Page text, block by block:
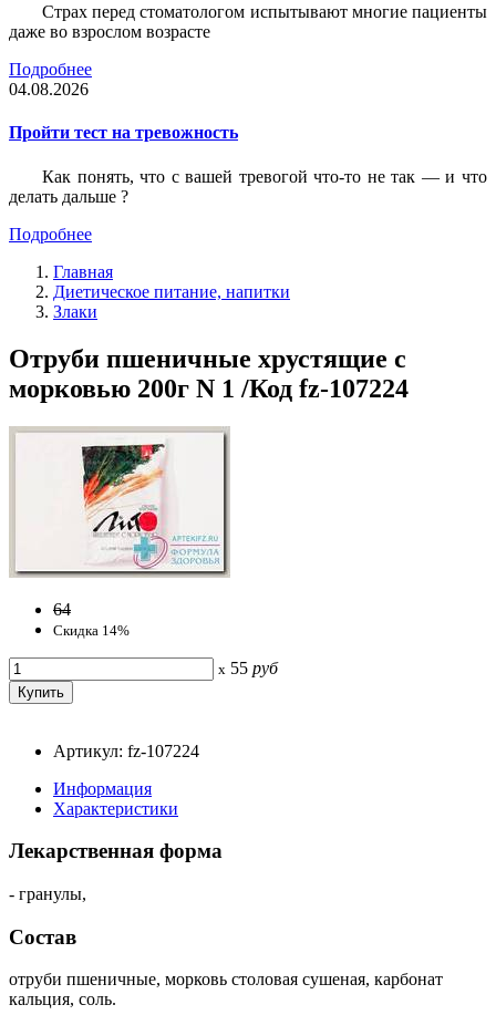
Страх перед стоматологом испытывают многие пациенты
даже во взрослом возрасте
Подробнее
04.08.2026
Пройти тест на тревожность
Как понять, что с вашей тревогой что-то не так — и что
делать дальше ?
Подробнее
Главная
Диетическое питание, напитки
Злаки
Отруби пшеничные хрустящие с
морковью 200г N 1 /Код fz-107224
64
Скидка 14%
x 55 руб
Артикул: fz-107224
Информация
Характеристики
Лекарственная форма
- гранулы,
Состав
отруби пшеничные, морковь столовая сушеная, карбонат
кальция, соль.